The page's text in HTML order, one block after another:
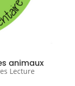
animaux
Lecture